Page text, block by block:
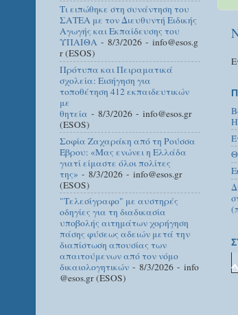
Τι ειπώθηκε στη συνάντηση του
ΣΑΤΕΑ με τον Διευθυντή Ειδικής
Αγωγής και Εκπαίδευσης του
ΥΠΑΙΘΑ - 8/3/2026 - info@esos.g
r (ESOS)
Πρότυπα και Πειραματικά
σχολεία: Εισήγηση για
τοποθέτηση 412 εκπαιδευτικών
με
θητεία - 8/3/2026 - info@esos.gr
(ESOS)
Σοφία Ζαχαράκη από τη Ρούσσα
Έβρου: «Μας ενώνει η Ελλάδα
γιατί είμαστε όλοι πολίτες
της» - 8/3/2026 - info@esos.gr
(ESOS)
"Τελεσίγραφο" με αυστηρές
οδηγίες για τη διαδικασία
υποβολής αιτημάτων χορήγηση
πάσης φύσεως αδειών μετά την
διαπίστωση απουσίας των
απαιτούμενων από τον νόμο
δικαιολογητικών - 8/3/2026 - info
@esos.gr (ESOS)